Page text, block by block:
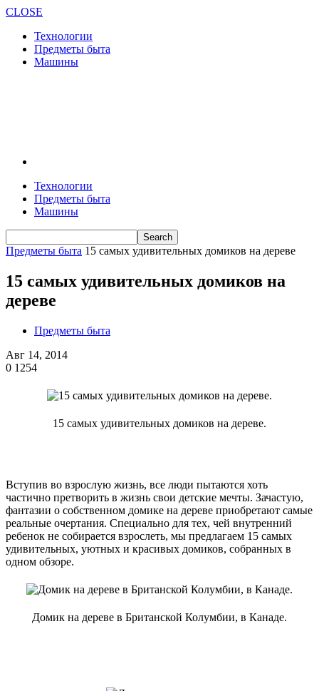
CLOSE
Технологии
Предметы быта
Машины
Технологии
Предметы быта
Машины
Предметы быта 15 самых удивительных домиков на дереве
15 самых удивительных домиков на
дереве
Предметы быта
Авг 14, 2014
0 1254
15 самых удивительных домиков на дереве.
Вступив во взрослую жизнь, все люди пытаются хоть
частично претворить в жизнь свои детские мечты. Зачастую,
фантазии о собственном домике на дереве приобретают самые
реальные очертания. Специально для тех, чей внутренний
ребенок не собирается взрослеть, мы предлагаем 15 самых
удивительных, уютных и красивых домиков, собранных в
одном обзоре.
Домик на дереве в Британской Колумбии, в Канаде.